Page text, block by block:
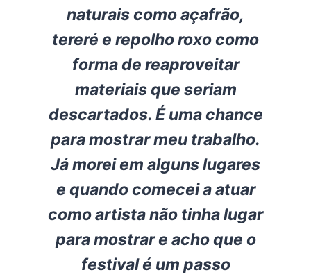
naturais como açafrão,
tereré e repolho roxo como
forma de reaproveitar
materiais que seriam
descartados. É uma chance
para mostrar meu trabalho.
Já morei em alguns lugares
e quando comecei a atuar
como artista não tinha lugar
para mostrar e acho que o
festival é um passo